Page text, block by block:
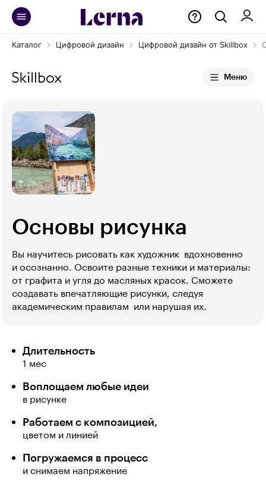
Каталог Цифровой дизайн Цифровой дизайн от Skillbox
Меню
Основы рисунка
Вы научитесь рисовать как художник  вдохновенно
и осознанно. Освоите разные техники и материалы:
от графита и угля до масляных красок. Сможете
создавать впечатляющие рисунки, следуя
академическим правилам  или нарушая их.
Длительность
1 мес
Воплощаем любые идеи
в рисунке
Работаем с композицией,
цветом и линией
Погружаемся в процесс
и снимаем напряжение